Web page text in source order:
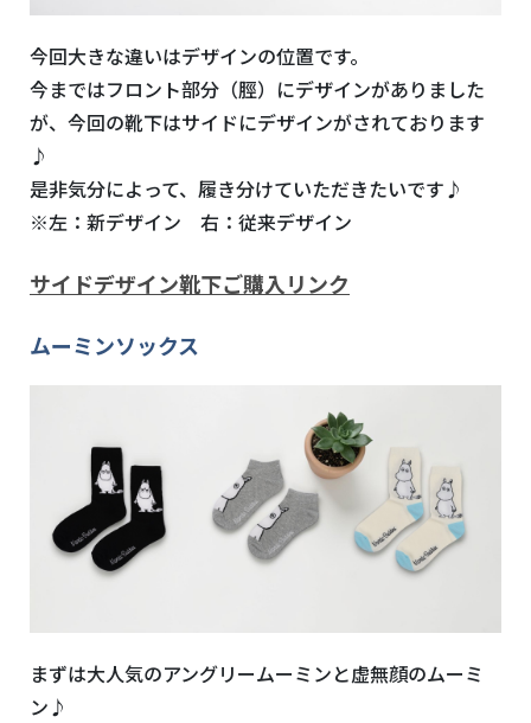
今回大きな違いはデザインの位置です。
今まではフロント部分（脛）にデザインがありました
が、今回の靴下はサイドにデザインがされております
♪
是非気分によって、履き分けていただきたいです♪
※左：新デザイン 右：従来デザイン
サイドデザイン靴下ご購入リンク
ムーミンソックス
まずは大人気のアングリームーミンと虚無顔のムーミ
ン♪